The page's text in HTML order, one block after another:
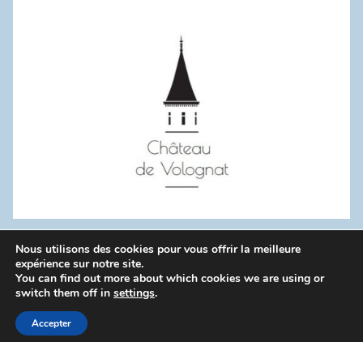
WordPress Theme: Donovan by ThemeZee.
Politique de confidentialité
Nous utilisons des cookies pour vous offrir la meilleure
expérience sur notre site.
You can find out more about which cookies we are using or
switch them off in settings.
Accepter